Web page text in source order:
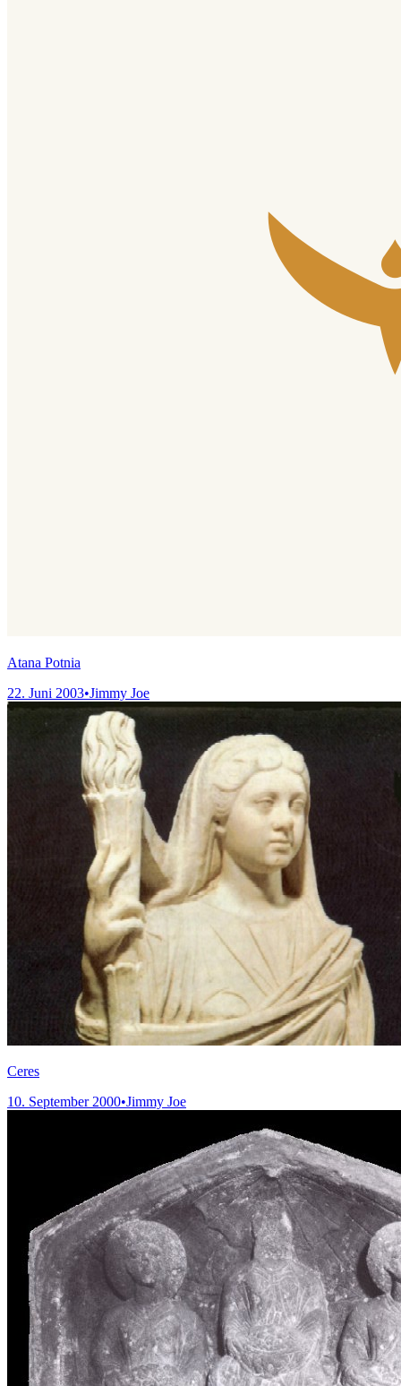
Atana Potnia
22. Juni 2003•Jimmy Joe
Ceres
10. September 2000•Jimmy Joe